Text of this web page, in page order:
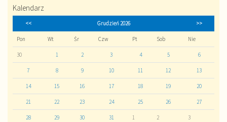
Kalendarz
<< Grudzień 2026 >>
Pon Wt Śr Czw Pt Sob Nie
30 1 2 3 4 5 6
7 8 9 10 11 12 13
14 15 16 17 18 19 20
21 22 23 24 25 26 27
28 29 30 31 1 2 3